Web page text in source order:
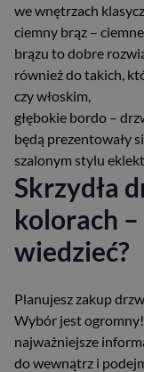
we wnętrzach
ciemny brąz –
brązu to dobre
również do takich,
czy włoskim,
głębokie bordo –
będą prezentowały
szalonym stylu
Skrzydła
kolorach
wiedzieć?
Planujesz zakup
Wybór jest
najważniejsze
do wewnątrz i